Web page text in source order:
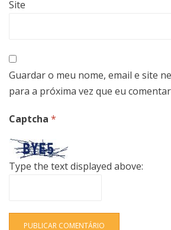
Site
Guardar o meu nome, email e site
para a próxima vez que eu
Captcha *
Type the text displayed above: